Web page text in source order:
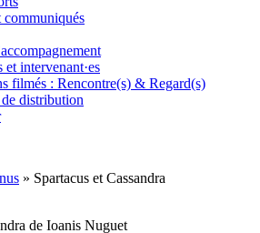
communiqués
et intervenant·es
filmés : Rencontre(s) & Regard(s)
de distribution
» Spartacus et Cassandra